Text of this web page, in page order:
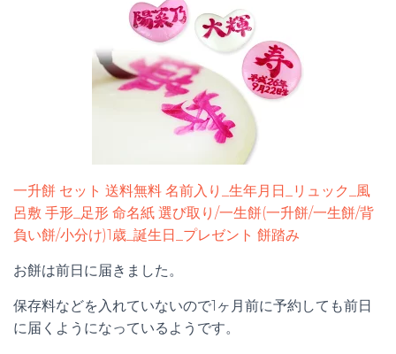
一升餅 セット 送料無料 名前入り_生年月日_リュック_風
呂敷 手形_足形 命名紙 選び取り/一生餅(一升餅/一生餅/背
負い餅/小分け)1歳_誕生日_プレゼント 餅踏み
お餅は前日に届きました。
保存料などを入れていないので1ヶ月前に予約しても前日
に届くようになっているようです。